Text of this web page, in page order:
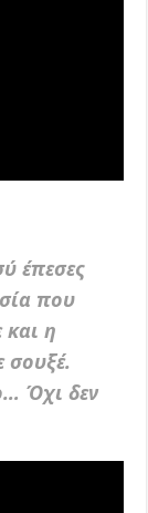
έπεσες
που
η
σουξέ.
Όχι δεν